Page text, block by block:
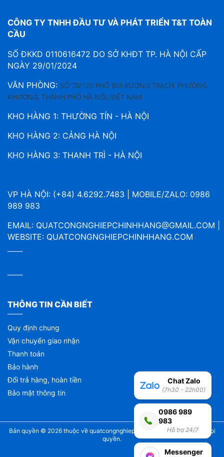
CÔNG TY TNHH ĐẦU TƯ VÀ PHÁT TRIỂN T&T TOÀN
CẦU
SỐ ĐKKD 0110616472 DO SỞ KHĐT TP. HÀ NỘI CẤP
NGÀY 29/01/2024
VĂN PHÒNG: SỐ 70/125 PHỐ BÙI XƯƠNG TRẠCH, PHƯỜNG
KHƯƠNG, THÀNH PHỐ HÀ NỘI, VIỆT NAM
KHO HÀNG 1: THƯỜNG TÍN - HÀ NỘI
KHO HÀNG 2: CẢNG HÀ NỘI
KHO HÀNG 3: THANH TRÌ - HÀ NỘI
VP HÀ NỘI: (+84) 4.6292.7483 | MOBILE/ZALO: 0986
989 983
EMAIL: QUATCONGNGHIEPCHINHHANG@GMAIL.COM
WEBSITE: QUATCONGNGHIEPCHINHHANG.COM
THÔNG TIN CẦN BIẾT
Quy định chung
Vận chuyển giao nhận
Thanh toán
Bảo hành
Đổi trả hàng, hoàn tiền
Bảo mật thông tin
Bản quyền © 2026 thuộc về quatcongnghiepchinhhang.com| Bảo lưu mọi
quyền.
Chat Zalo
(7h30 - 22h00)
0986 989
983
Hỗ trợ 24/7
Messenger